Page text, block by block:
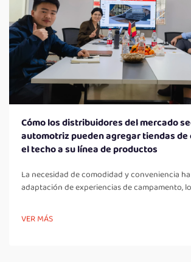
Cómo los distribuidores del mercado
automotriz pueden agregar tiendas de
el techo a su línea de productos
La necesidad de comodidad y conveniencia
adaptación de experiencias de campamento,
especialmente entre los entusiastas de al aire
instalación de tiendas de campaña en el techo
VER MÁS